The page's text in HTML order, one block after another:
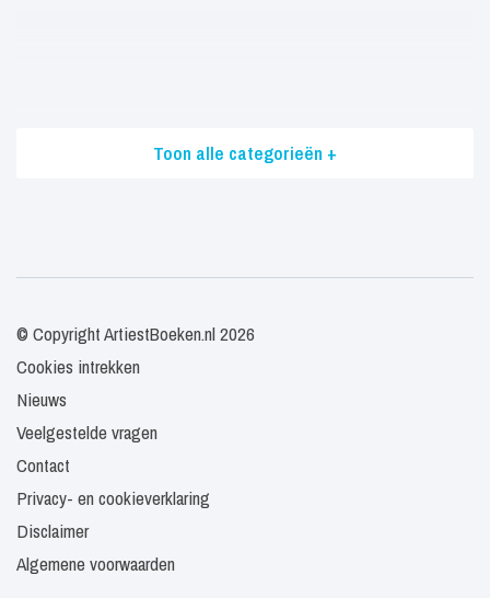
Toon alle categorieën +
© Copyright ArtiestBoeken.nl 2026
Cookies intrekken
Nieuws
Veelgestelde vragen
Contact
Privacy- en cookieverklaring
Disclaimer
Algemene voorwaarden